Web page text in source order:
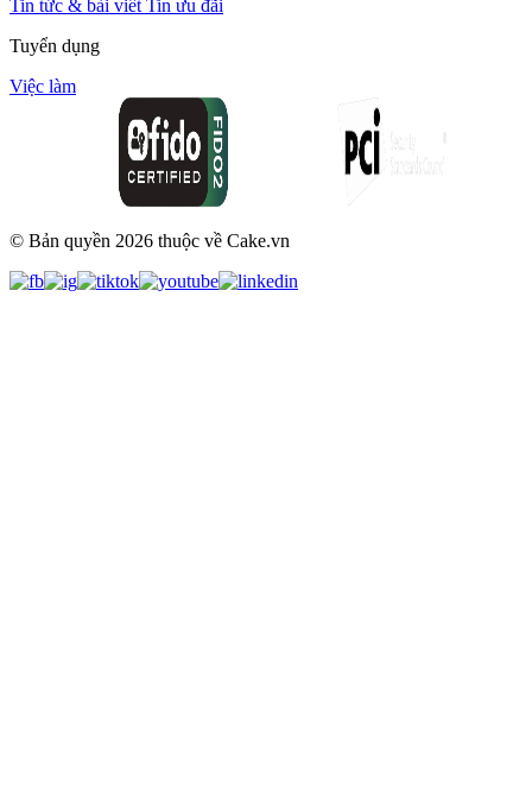
Tin tức & bài viết Tin ưu đãi
Tuyển dụng
Việc làm
© Bản quyền 2026 thuộc về Cake.vn